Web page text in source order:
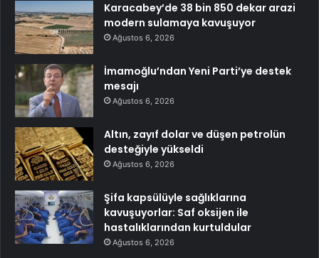
Karacabey’de 38 bin 850 dekar arazi
modern sulamaya kavuşuyor
Ağustos 6, 2026
İmamoğlu’ndan Yeni Parti’ye destek
mesajı
Ağustos 6, 2026
Altın, zayıf dolar ve düşen petrolün
desteğiyle yükseldi
Ağustos 6, 2026
Şifa kapsülüyle sağlıklarına
kavuşuyorlar: Saf oksijen ile
hastalıklarından kurtuldular
Ağustos 6, 2026